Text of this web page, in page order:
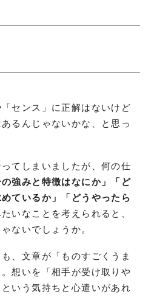
センス」に正解はないけど
るんじゃないかな、と思っ
てしまいましたが、何の仕
の強みと特徴はなにか」「ど
ているか」「どうやったら
いなことを考えられると、
ないでしょうか。
、文章が「ものすごくうま
想いを「相手が受け取りや
いう気持ちと心遣いがあれ